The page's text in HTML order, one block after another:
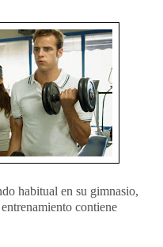
habitual en su gimnasio,
contiene